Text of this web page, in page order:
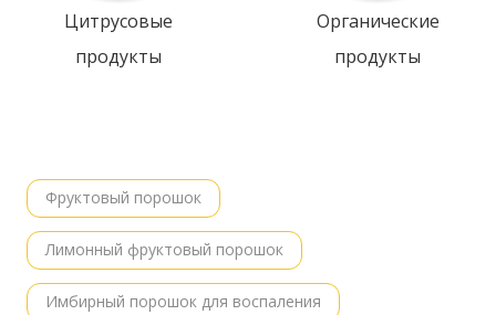
Цитрусовые
продукты
Органические
продукты
Фруктовый порошок
Лимонный фруктовый порошок
Имбирный порошок для воспаления